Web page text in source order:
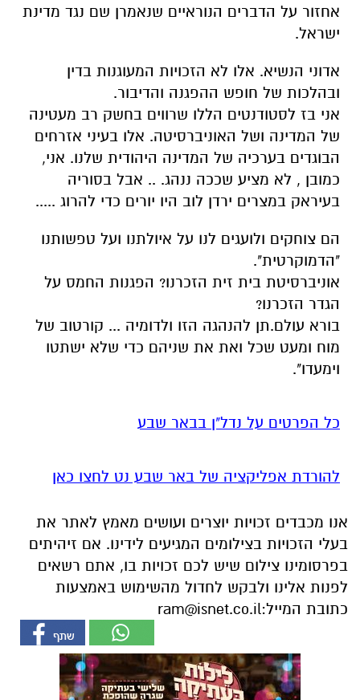
אחזור על הדברים הנוראיים שנאמרן שם נגד מדינת
ישראל.
אדוני הנשיא. אלו לא הזכויות המעוגנות בדין
ובהלכות של חופש ההפגנה והדיבור.
אני בז לסטודנטים הללו שרווים בחשק רב מעטינה
של המדינה ושל האוניברסיטה. אלו בעיני אזרחים
הבוגדים בערכיה של המדינה היהודית שלנו. אני,
כמובן , לא מציע שככה ננהג. .. אבל בסוריה
בעיראק במצרים ירדן לוב היו יורים כדי להרוג .....
הם צוחקים ולועגים לנו על איולתנו ועל טפשותנו
"הדמוקרטית".
אוניברסיטת בית זית הזכרנו? הפגנות החמס על
הגדר הזכרנו?
בורא עולם.תן להנהגה הזו ולדומיה ... קורטוב של
מוח ומעט שכל ואת את שניהם כדי שלא ישתטו
וימעדו".
כל הפרטים על נדל"ן בבאר שבע
להורדת אפליקציה של באר שבע נט לחצו כאן
אנו מכבדים זכויות יוצרים ועושים מאמץ לאתר את
בעלי הזכויות בצילומים המגיעים לידינו. אם זיהיתים
בפרסומינו צילום שיש לכם זכויות בו, אתם רשאים
לפנות אלינו ולבקש לחדול מהשימוש באמצעות
כתובת המייל:ram@isnet.co.il